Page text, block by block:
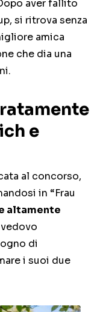
aver fallito
si ritrova senza
amica
che dia una
e
al concorso,
in “Frau
altamente
di
i suoi due